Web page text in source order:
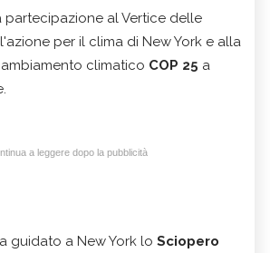
partecipazione al Vertice delle
per il clima di New York e alla
climatico COP 25 a
a leggere dopo la pubblicità
guidato a New York lo Sciopero